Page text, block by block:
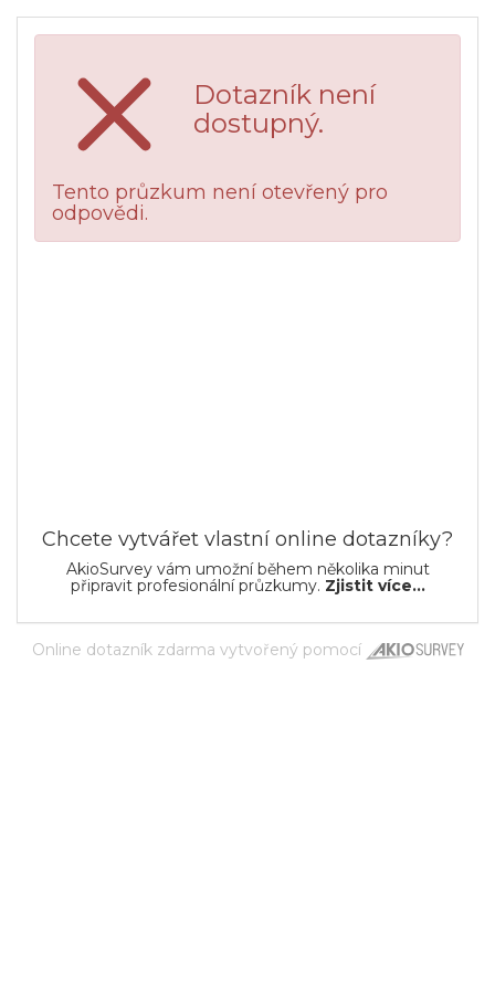
Dotazník není
dostupný.
Tento průzkum není otevřený pro
odpovědi.
Chcete vytvářet vlastní online dotazníky?
AkioSurvey vám umožní během několika minut
připravit profesionální průzkumy. Zjistit více...
Online dotazník zdarma vytvořený pomocí